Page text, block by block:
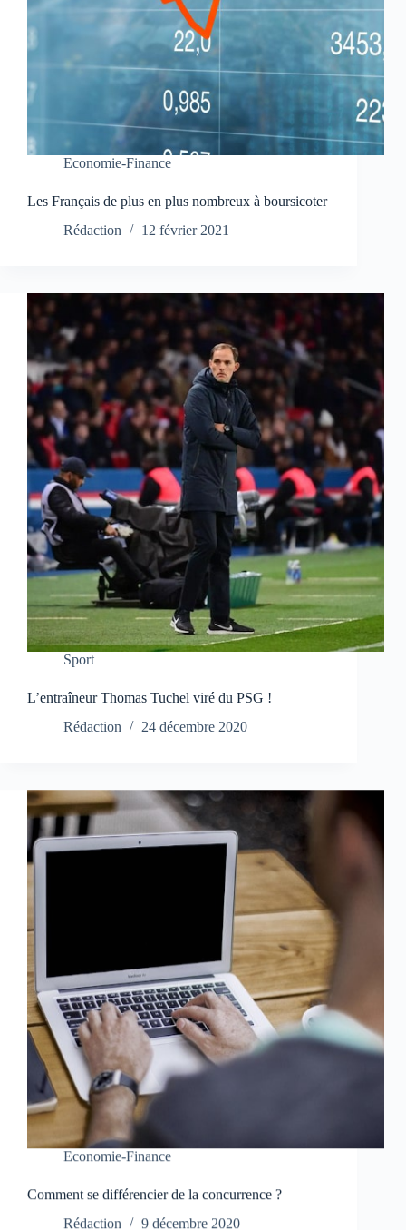
Economie-Finance
Les Français de plus en plus nombreux à boursicoter
Rédaction
12 février 2021
Sport
L’entraîneur Thomas Tuchel viré du PSG !
Rédaction
24 décembre 2020
Economie-Finance
Comment se différencier de la concurrence ?
Rédaction
9 décembre 2020